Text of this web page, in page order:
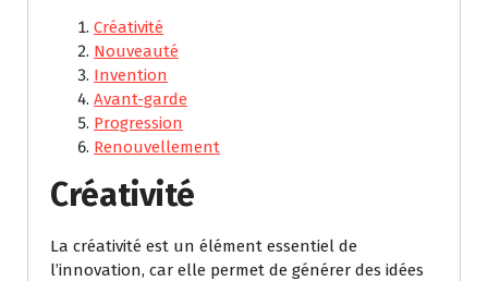
Créativité
Nouveauté
Invention
Avant-garde
Progression
Renouvellement
Créativité
La créativité est un élément essentiel de
l’innovation, car elle permet de générer des idées